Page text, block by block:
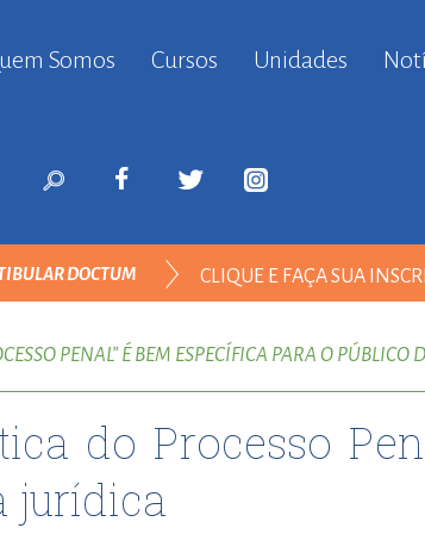
Somos
Cursos Unidades
DOCTUM CLIQUE E FAÇA SUA
PENAL” É BEM ESPECÍFICA PARA O PÚBLICO
do Processo
jurídica